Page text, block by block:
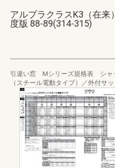
アルプラクラスK3（在来
度版 88-89(314-315)
引違い窓 Mシリーズ規格表 シャ
（スチール電動タイプ）／外付サ